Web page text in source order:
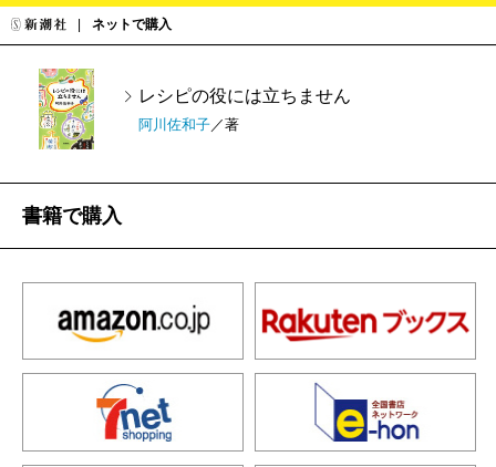
ネットで購入
レシピの役には立ちません
阿川佐和子 ／著
書籍で購入